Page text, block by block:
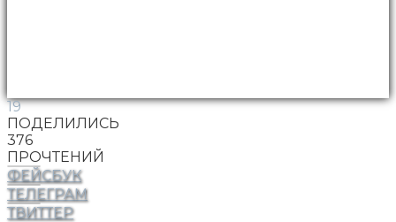
19
ПОДЕЛИЛИСЬ
376
ПРОЧТЕНИЙ
ФЕЙСБУК
ТЕЛЕГРАМ
ТВИТТЕР